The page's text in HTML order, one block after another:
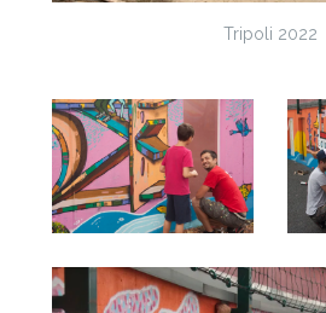
Tripoli 2022